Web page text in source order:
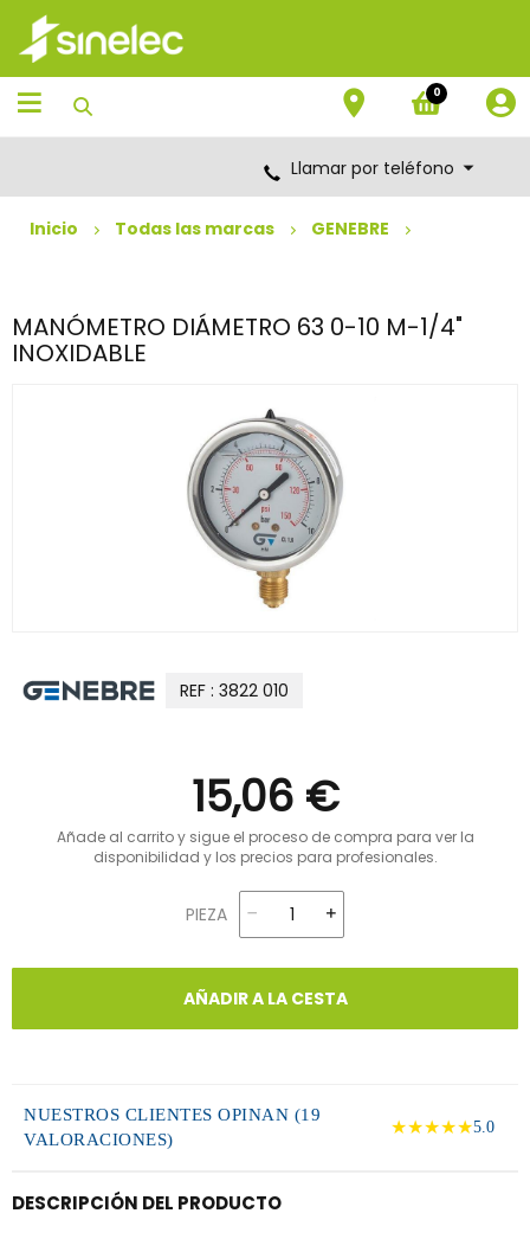
Saltar
contenido
Saltar
menú
de
navegación
0
Llamar por teléfono
Inicio Todas las marcas GENEBRE
MANÓMETRO DIÁMETRO 63 0-10 M-1/4"
INOXIDABLE
REF : 3822 010
15,06 €
Añade al carrito y sigue el proceso de compra para ver la
disponibilidad y los precios para profesionales.
PIEZA
AÑADIR A LA CESTA
NUESTROS CLIENTES OPINAN (19
VALORACIONES)
★★★★★5.0
DESCRIPCIÓN DEL PRODUCTO